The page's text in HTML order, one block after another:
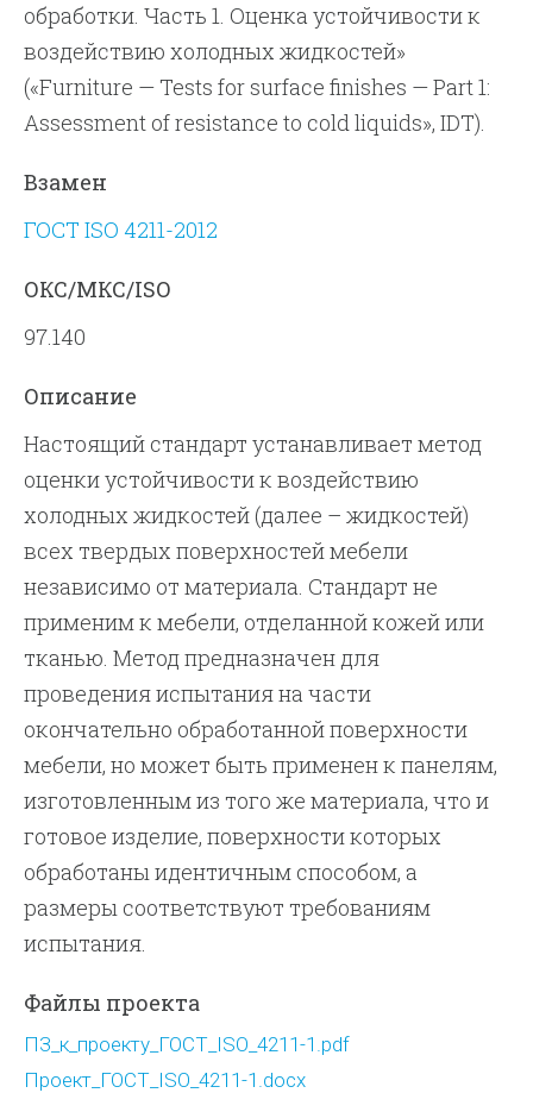
обработки. Часть 1. Оценка устойчивости к
воздействию холодных жидкостей»
(«Furniture — Tests for surface finishes — Part 1:
Assessment of resistance to cold liquids», IDT).
Взамен
ГОСТ ISO 4211-2012
ОКС/МКС/ISO
97.140
Описание
Настоящий стандарт устанавливает метод
оценки устойчивости к воздействию
холодных жидкостей (далее – жидкостей)
всех твердых поверхностей мебели
независимо от материала. Стандарт не
применим к мебели, отделанной кожей или
тканью. Метод предназначен для
проведения испытания на части
окончательно обработанной поверхности
мебели, но может быть применен к панелям,
изготовленным из того же материала, что и
готовое изделие, поверхности которых
обработаны идентичным способом, а
размеры соответствуют требованиям
испытания.
Файлы проекта
ПЗ_к_проекту_ГОСТ_ISO_4211-1.pdf
Проект_ГОСТ_ISO_4211-1.docx